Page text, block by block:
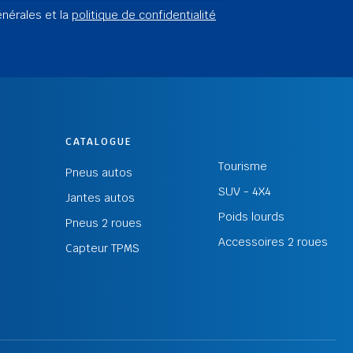
et la politique de confidentialité
CATALOGUE
Pneus autos
Jantes autos
Pneus 2 roues
Capteur TPMS
Tourisme
SUV - 4X4
Poids lourds
Accessoires 2 roues